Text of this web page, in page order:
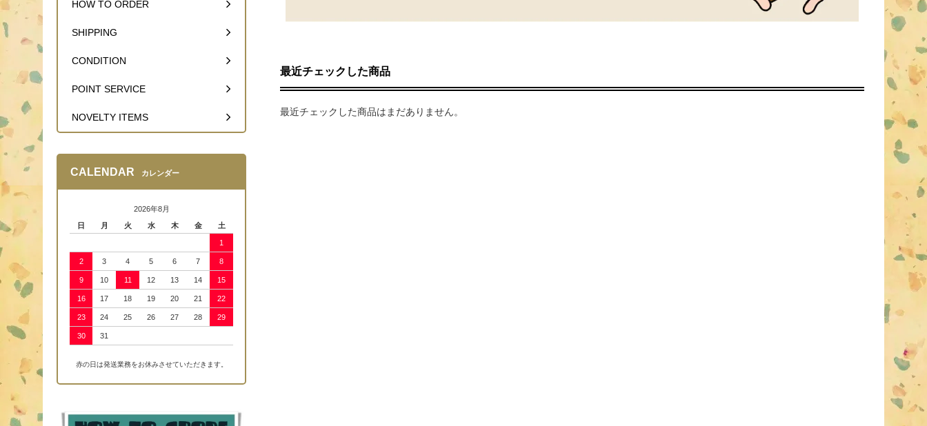
最近チェックした商品
最近チェックした商品はまだありません。
HOW TO ORDER
SHIPPING
CONDITION
POINT SERVICE
NOVELTY ITEMS
CALENDAR カレンダー
2026年8月
日
月 火 水 木 金 土
1
2 3 4 5 6 7 8
9 10 11 12 13 14 15
16 17 18 19 20 21 22
23 24 25 26 27 28 29
30 31
赤の日は発送業務をお休みさせていただきます。